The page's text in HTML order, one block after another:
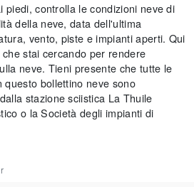
piedi, controlla le condizioni neve di
della neve, data dell'ultima
vento, piste e impianti aperti. Qui
stai cercando per rendere
neve. Tieni presente che tutte le
bollettino neve sono
stazione sciistica La Thuile
o la Società degli impianti di